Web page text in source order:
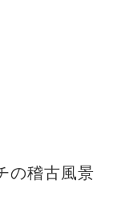
の稽古風景